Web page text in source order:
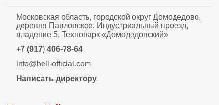
Московская область, городской округ Домодедово,
деревня Павловское, Индустриальный проезд,
владение 5, Технопарк «Домодедовский»
+7 (917) 406-78-64
info@heli-official.com
Написать директору